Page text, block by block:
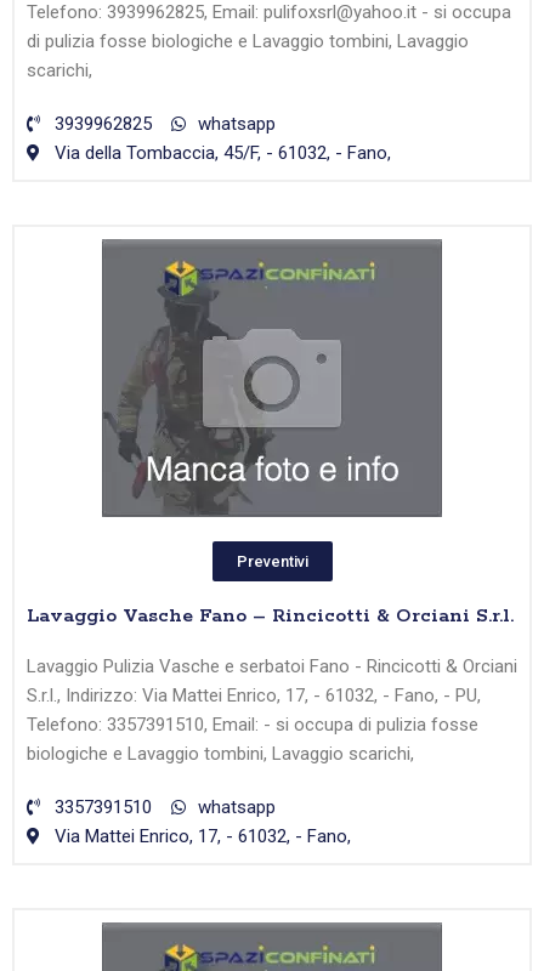
Telefono: 3939962825, Email: pulifoxsrl@yahoo.it - si occupa
di pulizia fosse biologiche e Lavaggio tombini, Lavaggio
scarichi,
3939962825
whatsapp
Via della Tombaccia, 45/F, - 61032, - Fano,
Preventivi
Lavaggio Vasche Fano – Rincicotti & Orciani S.r.l.
Lavaggio Pulizia Vasche e serbatoi Fano - Rincicotti & Orciani
S.r.l., Indirizzo: Via Mattei Enrico, 17, - 61032, - Fano, - PU,
Telefono: 3357391510, Email: - si occupa di pulizia fosse
biologiche e Lavaggio tombini, Lavaggio scarichi,
3357391510
whatsapp
Via Mattei Enrico, 17, - 61032, - Fano,